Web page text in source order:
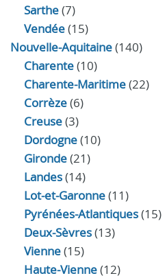
Sarthe(7)
Vendée(15)
Nouvelle-Aquitaine(140)
Charente(10)
Charente-Maritime(22)
Corrèze(6)
Creuse(3)
Dordogne(10)
Gironde(21)
Landes(14)
Lot-et-Garonne(11)
Pyrénées-Atlantiques(15)
Deux-Sèvres(13)
Vienne(15)
Haute-Vienne(12)